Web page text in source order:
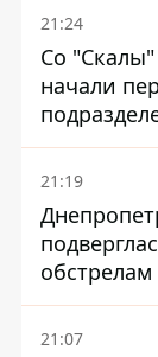
21:24
Со
начали
21:19
обстрелам
21:07